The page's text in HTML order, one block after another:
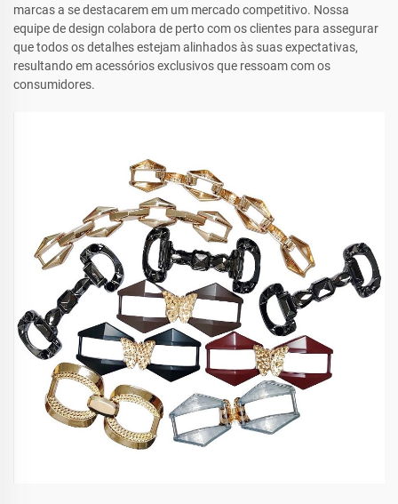
marcas a se destacarem em um mercado competitivo. Nossa
equipe de design colabora de perto com os clientes para assegurar
que todos os detalhes estejam alinhados às suas expectativas,
resultando em acessórios exclusivos que ressoam com os
consumidores.